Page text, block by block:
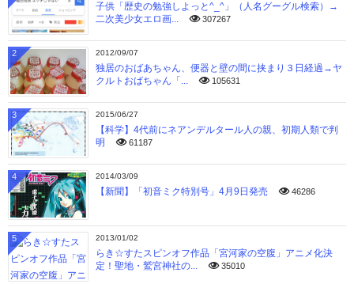
子供「歴史の勉強しよっと^_^」（人名グーグル検索）→
二次美少女エロ画...
307267
2012/09/07
独居のおばあちゃん、便器と壁の間に挟まり３日経過→ヤ
クルトおばちゃん「...
105631
2
2015/06/27
【科学】4代前にネアンデルタール人の親、初期人類で判
明
61187
3
2014/03/09
【新聞】「初音ミク特別号」4月9日発売 46286
4
2013/01/02
らき☆すたスピンオフ作品「宮河家の空腹」アニメ化決
定！聖地・鷲宮神社の...
35010
5